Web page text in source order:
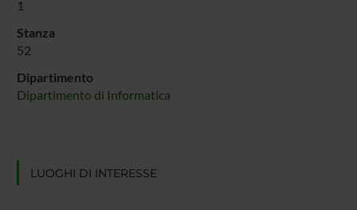
1
Stanza
52
Dipartimento
Dipartimento di Informatica
LUOGHI DI INTERESSE